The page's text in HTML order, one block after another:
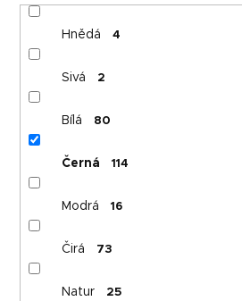
Hnědá 4
Sivá 2
Bílá 80
Černá 114
Modrá 16
Čirá 73
Natur 25